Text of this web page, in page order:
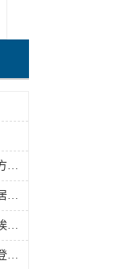
国家卫健委关于印发埃博拉病毒病诊疗方案（2026年版）的通知
中华人民共和国出入境管理局关于内地居民前往港澳地区定居审批条件的公告（2026-06-30）
海关总署公告2026年第65号（关于防止埃博拉病毒病疫情传入我国的公告）（2026-05-18）
海关总署公告2026年第36号（关于防止登革热疫情传入我国的公告）